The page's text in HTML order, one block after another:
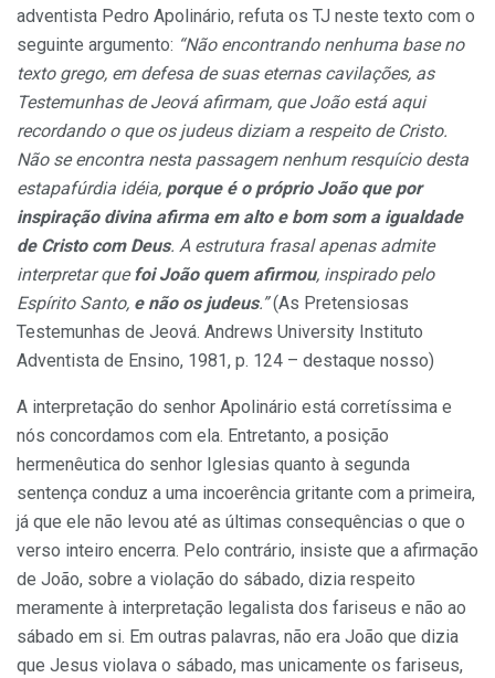
adventista Pedro Apolinário, refuta os TJ neste texto com o
seguinte argumento: “Não encontrando nenhuma base no
texto grego, em defesa de suas eternas cavilações, as
Testemunhas de Jeová afirmam, que João está aqui
recordando o que os judeus diziam a respeito de Cristo.
Não se encontra nesta passagem nenhum resquício desta
estapafúrdia idéia, porque é o próprio João que por
inspiração divina afirma em alto e bom som a igualdade
de Cristo com Deus. A estrutura frasal apenas admite
interpretar quefoi João quem afirmou, inspirado pelo
Espírito Santo, e não os judeus.”(As Pretensiosas
Testemunhas de Jeová. Andrews University Instituto
Adventista de Ensino, 1981, p. 124 – destaque nosso)
A interpretação do senhor Apolinário está corretíssima e
nós concordamos com ela. Entretanto, a posição
hermenêutica do senhor Iglesias quanto à segunda
sentença conduz a uma incoerência gritante com a primeira,
já que ele não levou até as últimas consequências o que o
verso inteiro encerra. Pelo contrário, insiste que a afirmação
de João, sobre a violação do sábado, dizia respeito
meramente à interpretação legalista dos fariseus e não ao
sábado em si. Em outras palavras, não era João que dizia
que Jesus violava o sábado, mas unicamente os fariseus,